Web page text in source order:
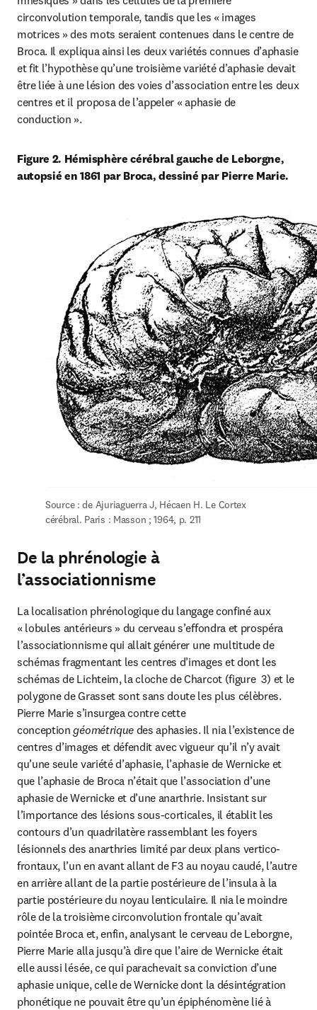
circonvolution temporale, tandis que les « images
motrices » des mots seraient contenues dans le centre de
Broca. Il expliqua ainsi les deux variétés connues d’aphasie
et fit l’hypothèse qu’une troisième variété d’aphasie devait
être liée à une lésion des voies d’association entre les deux
centres et il proposa de l’appeler « aphasie de
conduction ».
Figure 2. Hémisphère cérébral gauche de Leborgne,
autopsié en 1861 par Broca, dessiné par Pierre Marie.
Source : de Ajuriaguerra J, Hécaen H. Le Cortex
cérébral. Paris : Masson ; 1964, p. 211
De la phrénologie à
l’associationnisme
La localisation phrénologique du langage confiné aux
« lobules antérieurs » du cerveau s’effondra et prospéra
l’associationnisme qui allait générer une multitude de
schémas fragmentant les centres d’images et dont les
schémas de Lichteim, la cloche de Charcot (figure  3) et le
polygone de Grasset sont sans doute les plus célèbres.
Pierre Marie s’insurgea contre cette
conception géométrique des aphasies. Il nia l’existence de
centres d’images et défendit avec vigueur qu’il n’y avait
qu’une seule variété d’aphasie, l’aphasie de Wernicke et
que l’aphasie de Broca n’était que l’association d’une
aphasie de Wernicke et d’une anarthrie. Insistant sur
l’importance des lésions sous-corticales, il établit les
contours d’un quadrilatère rassemblant les foyers
lésionnels des anarthries limité par deux plans vertico-
frontaux, l’un en avant allant de F3 au noyau caudé, l’autre
en arrière allant de la partie postérieure de l’insula à la
partie postérieure du noyau lenticulaire. Il nia le moindre
rôle de la troisième circonvolution frontale qu’avait
pointée Broca et, enfin, analysant le cerveau de Leborgne,
Pierre Marie alla jusqu’à dire que l’aire de Wernicke était
elle aussi lésée, ce qui parachevait sa conviction d’une
aphasie unique, celle de Wernicke dont la désintégration
phonétique ne pouvait être qu’un épiphénomène lié à